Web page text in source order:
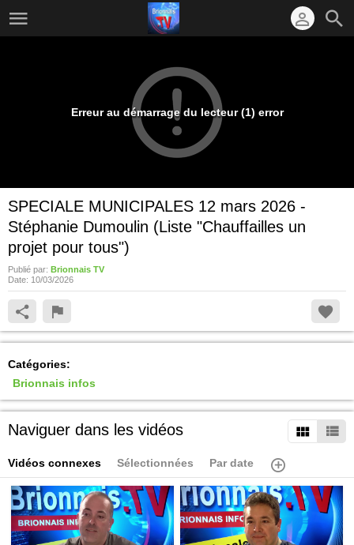
Erreur au démarrage du lecteur (1) error
SPECIALE MUNICIPALES 12 mars 2026 -
Stéphanie Dumoulin (Liste "Chauffailles un
projet pour tous")
Publié par: Brionnais TV
Date: 10/03/2026
Catégories:
Brionnais infos
Naviguer dans les vidéos
Vidéos connexes Sélectionnées Par date